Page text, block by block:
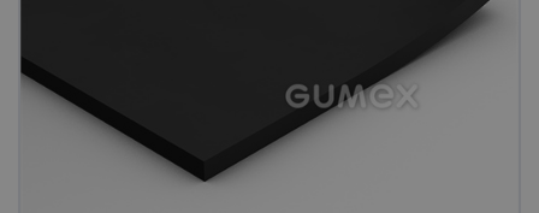
Centrum poptávek
Vše o nákupu